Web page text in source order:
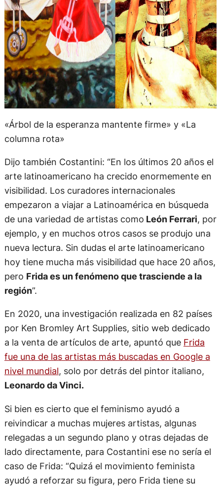
«Árbol de la esperanza mantente firme» y «La
columna rota»
Dijo también Costantini: “En los últimos 20 años el
arte latinoamericano ha crecido enormemente en
visibilidad. Los curadores internacionales
empezaron a viajar a Latinoamérica en búsqueda
de una variedad de artistas como León Ferrari, por
ejemplo, y en muchos otros casos se produjo una
nueva lectura. Sin dudas el arte latinoamericano
hoy tiene mucha más visibilidad que hace 20 años,
pero Frida es un fenómeno que trasciende a la
región”.
En 2020, una investigación realizada en 82 países
por Ken Bromley Art Supplies, sitio web dedicado
a la venta de artículos de arte, apuntó que Frida
fue una de las artistas más buscadas en Google a
nivel mundial, solo por detrás del pintor italiano,
Leonardo da Vinci.
Si bien es cierto que el feminismo ayudó a
reivindicar a muchas mujeres artistas, algunas
relegadas a un segundo plano y otras dejadas de
lado directamente, para Costantini ese no sería el
caso de Frida: “Quizá el movimiento feminista
ayudó a reforzar su figura, pero Frida tiene su